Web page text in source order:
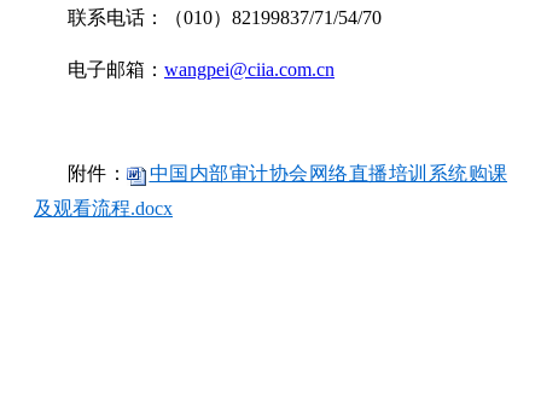
联系电话：（010）82199837/71/54/70
电子邮箱： wangpei@ciia.com.cn
附件：
中国内部审计协会网络直播培训系统购课
及观看流程.docx